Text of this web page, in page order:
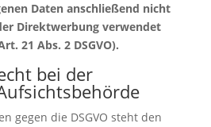
Daten anschließend nicht
Direktwerbung verwendet
21 Abs. 2 DSGVO).
bei der
gegen die DSGVO steht den